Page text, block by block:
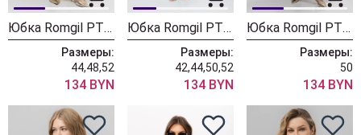
Юбка Romgil РТ0142-ВИ4 Светло-оливковый
Размеры:
44,48,52
134 BYN
Юбка Romgil РТ0142-ВИ4 Голубой
Размеры:
42,44,50,52
134 BYN
Юбка Romgil РТ0142-ВИ4 Черный
Размеры:
50
134 BYN